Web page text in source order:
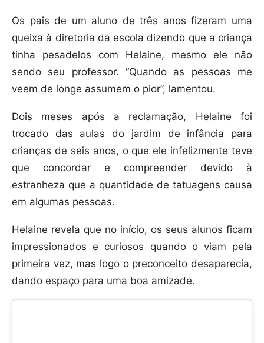
Os pais de um aluno de três anos fizeram uma
queixa à diretoria da escola dizendo que a criança
tinha pesadelos com Helaine, mesmo ele não
sendo seu professor. “Quando as pessoas me
veem de longe assumem o pior”, lamentou.
Dois meses após a reclamação, Helaine foi
trocado das aulas do jardim de infância para
crianças de seis anos, o que ele infelizmente teve
que concordar e compreender devido à
estranheza que a quantidade de tatuagens causa
em algumas pessoas.
Helaine revela que no início, os seus alunos ficam
impressionados e curiosos quando o viam pela
primeira vez, mas logo o preconceito desaparecia,
dando espaço para uma boa amizade.